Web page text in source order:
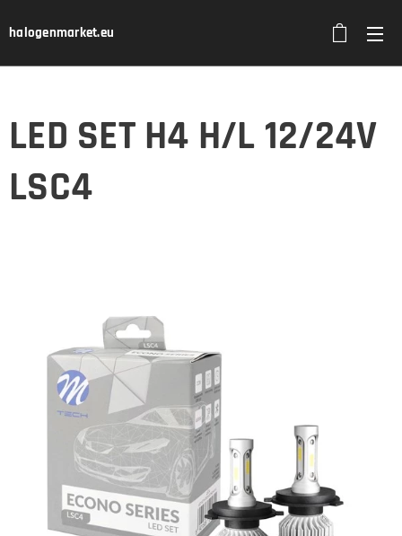
halogenmarket.eu
LED SET H4 H/L 12/24V
LSC4